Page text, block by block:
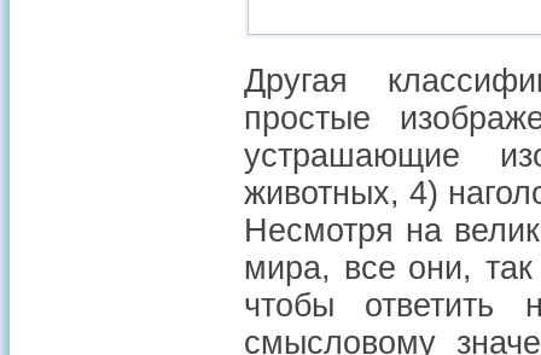
Другая
простые
устрашающие
животных, 4)
Несмотря на
мира, все они,
чтобы ответить
смысловому